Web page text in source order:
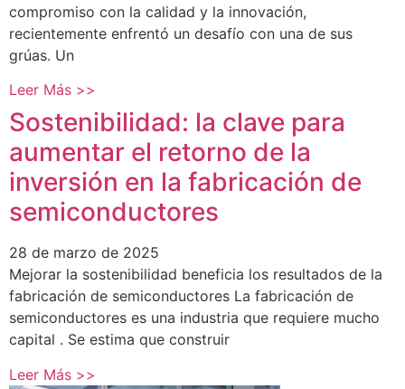
compromiso con la calidad y la innovación,
recientemente enfrentó un desafío con una de sus
grúas. Un
Leer Más >>
Sostenibilidad: la clave para
aumentar el retorno de la
inversión en la fabricación de
semiconductores
28 de marzo de 2025
Mejorar la sostenibilidad beneficia los resultados de la
fabricación de semiconductores La fabricación de
semiconductores es una industria que requiere mucho
capital . Se estima que construir
Leer Más >>